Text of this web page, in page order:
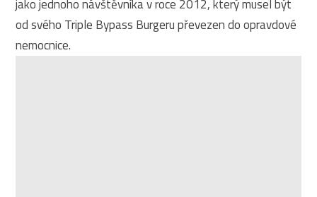
jako jednoho návštěvníka v roce 2012, který musel být
od svého Triple Bypass Burgeru převezen do opravdové
nemocnice.